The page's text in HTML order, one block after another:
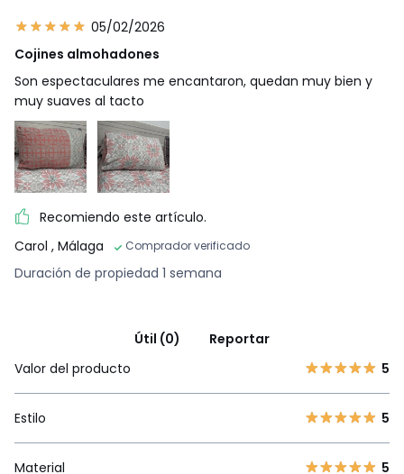
05/02/2026
Cojines almohadones
Son espectaculares me encantaron, quedan muy bien y
muy suaves al tacto
Recomiendo este artículo.
Carol , Málaga Comprador verificado
Duración de propiedad 1 semana
Útil (0)
Reportar
Valor del producto
5
Estilo 5
Material 5